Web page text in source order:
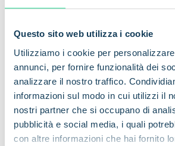
Questo sito web utilizza i cookie
Utilizziamo i cookie per
annunci, per fornire funzionalità dei
analizzare il nostro traffico.
informazioni sul modo in cui utilizzi il
nostri partner che si occupano di
pubblicità e social media, i quali
con altre informazioni che hai fornito
gestione efficiente dei servizi di
all'integrazione con i sistemi esistenti.
Per saperne di più:www.mavoco.com
Contatti con i media :
Stein Andre Larner, CEO